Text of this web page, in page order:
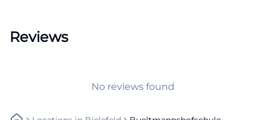
Reviews
No reviews found